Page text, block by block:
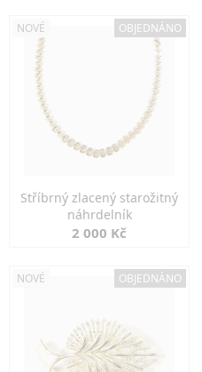
NOVÉ OBJEDNÁNO
Stříbrný zlacený starožitný
náhrdelník
2 000 Kč
NOVÉ OBJEDNÁNO